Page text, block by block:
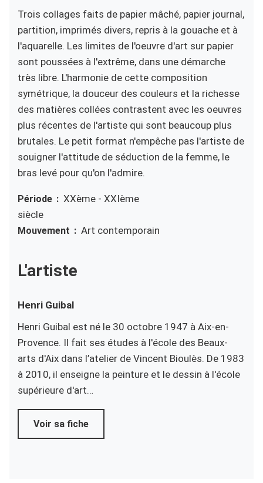
Trois collages faits de papier mâché, papier journal,
partition, imprimés divers, repris à la gouache et à
l'aquarelle. Les limites de l'oeuvre d'art sur papier
sont poussées à l'extrême, dans une démarche
très libre. L'harmonie de cette composition
symétrique, la douceur des couleurs et la richesse
des matières collées contrastent avec les oeuvres
plus récentes de l'artiste qui sont beaucoup plus
brutales. Le petit format n'empêche pas l'artiste de
souigner l'attitude de séduction de la femme, le
bras levé pour qu'on l'admire.
Période
XXème - XXIème
siècle
Mouvement Art contemporain
L'artiste
Henri Guibal
Henri Guibal est né le 30 octobre 1947 à Aix-en-
Provence. Il fait ses études à l'école des Beaux-
arts d'Aix dans l’atelier de Vincent Bioulès. De 1983
à 2010, il enseigne la peinture et le dessin à l'école
supérieure d'art…
Voir sa fiche